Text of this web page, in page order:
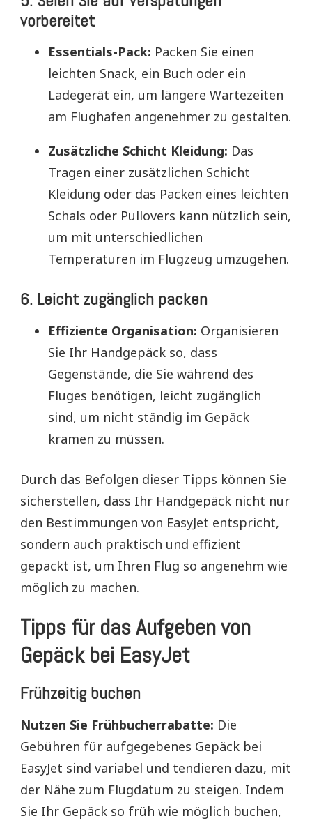
vorbereitet
Essentials-Pack: Packen Sie einen
leichten Snack, ein Buch oder ein
Ladegerät ein, um längere Wartezeiten
am Flughafen angenehmer zu gestalten.
Zusätzliche Schicht Kleidung: Das
Tragen einer zusätzlichen Schicht
Kleidung oder das Packen eines leichten
Schals oder Pullovers kann nützlich sein,
um mit unterschiedlichen
Temperaturen im Flugzeug umzugehen.
6. Leicht zugänglich packen
Effiziente Organisation: Organisieren
Sie Ihr Handgepäck so, dass
Gegenstände, die Sie während des
Fluges benötigen, leicht zugänglich
sind, um nicht ständig im Gepäck
kramen zu müssen.
Durch das Befolgen dieser Tipps können Sie
sicherstellen, dass Ihr Handgepäck nicht nur
den Bestimmungen von EasyJet entspricht,
sondern auch praktisch und effizient
gepackt ist, um Ihren Flug so angenehm wie
möglich zu machen.
Tipps für das Aufgeben von
Gepäck bei EasyJet
Frühzeitig buchen
Nutzen Sie Frühbucherrabatte: Die
Gebühren für aufgegebenes Gepäck bei
EasyJet sind variabel und tendieren dazu, mit
der Nähe zum Flugdatum zu steigen. Indem
Sie Ihr Gepäck so früh wie möglich buchen,